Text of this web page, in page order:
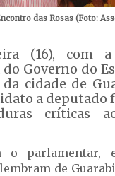
das Rosas (Foto:
(16), com
Governo do
cidade de
a deputado
críticas
o parlamentar,
de